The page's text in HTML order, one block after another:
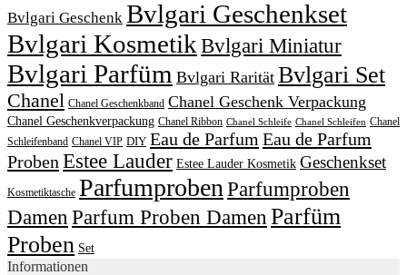
Bvlgari Geschenk Bvlgari Geschenkset
Bvlgari KosmetikBvlgari Miniatur
Bvlgari Parfüm Bvlgari Rarität Bvlgari Set
Chanel Chanel Geschenkband Chanel Geschenk Verpackung
Chanel Geschenkverpackung Chanel Ribbon Chanel Schleife Chanel Schleifen Chanel
Schleifenband Chanel VIP DIY Eau de Parfum Eau de Parfum
Proben Estee Lauder Estee Lauder Kosmetik Geschenkset
Kosmetiktasche Parfumproben Parfumproben
Damen Parfum Proben Damen Parfüm
Proben Set
Informationen